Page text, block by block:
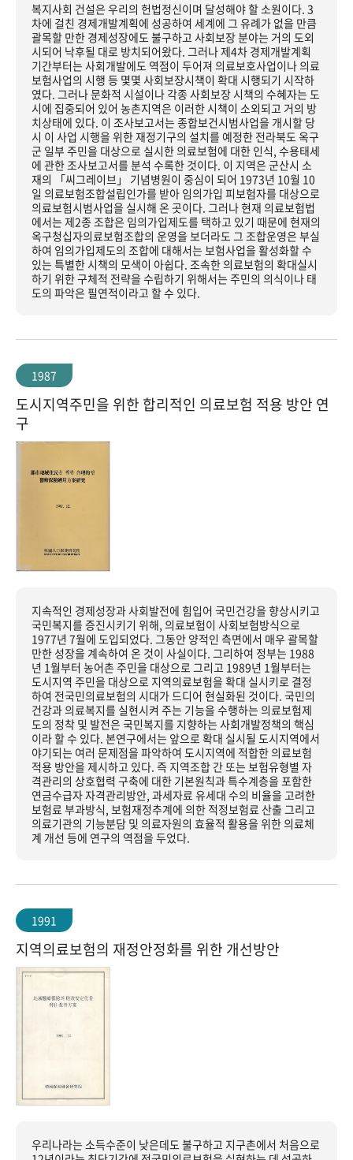
복지사회 건설은 우리의 헌법정신이며 달성해야 할 소원이다. 3
차에 걸친 경제개발계획에 성공하여 세계에 그 유례가 없을 만큼
괄목할 만한 경제성장에도 불구하고 사회보장 분야는 거의 도외
시되어 낙후될 대로 방치되어왔다. 그러나 제4차 경제개발계획
기간부터는 사회개발에도 역점이 두어져 의료보호사업이나 의료
보험사업의 시행 등 몇몇 사회보장시책이 확대 시행되기 시작하
였다. 그러나 문화적 시설이나 각종 사회보장 시책의 수혜자는 도
시에 집중되어 있어 농촌지역은 이러한 시책이 소외되고 거의 방
치상태에 있다. 이 조사보고서는 종합보건시범사업을 개시할 당
시 이 사업 시행을 위한 재정기구의 설치를 예정한 전라북도 옥구
군 일부 주민을 대상으로 실시한 의료보험에 대한 인식, 수용태세
에 관한 조사보고서를 분석 수록한 것이다. 이 지역은 군산시 소
재의 「씨그레이브」 기념병원이 중심이 되어 1973년 10월 10
일 의료보험조합설립인가를 받아 임의가입 피보험자를 대상으로
의료보험시범사업을 실시해 온 곳이다. 그러나 현재 의료보험법
에서는 제2종 조합은 임의가입제도를 택하고 있기 때문에 현재의
옥구청십자의료보험조합의 운영을 보더라도 그 조합운영은 부실
하여 임의가입제도의 조합에 대해서는 보험사업을 활성화할 수
있는 특별한 시책의 모색이 아쉽다. 조속한 의료보험의 확대실시
하기 위한 구체적 전략을 수립하기 위해서는 주민의 의식이나 태
도의 파악은 필연적이라고 할 수 있다.
1987
도시지역주민을 위한 합리적인 의료보험 적용 방안 연
구
지속적인 경제성장과 사회발전에 힘입어 국민건강을 향상시키고
국민복지를 증진시키기 위해, 의료보험이 사회보험방식으로
1977년 7월에 도입되었다. 그동안 양적인 측면에서 매우 괄목할
만한 성장을 계속하여 온 것이 사실이다. 그리하여 정부는 1988
년 1월부터 농어촌 주민을 대상으로 그리고 1989년 1월부터는
도시지역 주민을 대상으로 지역의료보험을 확대 실시키로 결정
하여 전국민의료보험의 시대가 드디어 현실화된 것이다. 국민의
건강과 의료복지를 실현시켜 주는 기능을 수행하는 의료보험제
도의 정착 및 발전은 국민복지를 지향하는 사회개발정책의 핵심
이라 할 수 있다. 본연구에서는 앞으로 확대 실시될 도시지역에서
야기되는 여러 문제점을 파악하여 도시지역에 적합한 의료보험
적용 방안을 제시하고 있다. 즉 지역조합 간 또는 보험유형별 자
격관리의 상호협력 구축에 대한 기본원칙과 특수계층을 포함한
연금수급자 자격관리방안, 과세자료 유세대 수의 비율을 고려한
보험료 부과방식, 보험재정추계에 의한 적정보험료 산출 그리고
의료기관의 기능분담 및 의료자원의 효율적 활용을 위한 의료체
계 개선 등에 연구의 역점을 두었다.
1991
지역의료보험의 재정안정화를 위한 개선방안
우리나라는 소득수준이 낮은데도 불구하고 지구촌에서 처음으로